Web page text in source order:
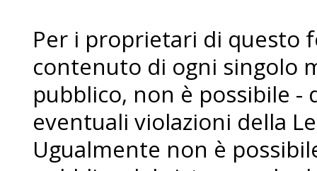
Per i proprietari di questo
contenuto di ogni singolo
pubblico, non è possibile
eventuali violazioni della
Ugualmente non è